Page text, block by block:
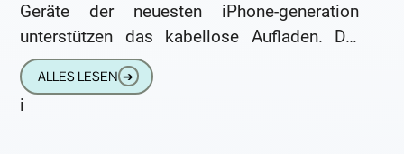
Geräte der neuesten iPhone-generation
unterstützen das kabellose Aufladen. Die
hierzu notwendige QI-Technik lädt
ALLES LESEN ➔
i